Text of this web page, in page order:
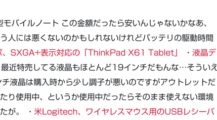
イルノート この金額だったら安いんじゃないかなあ、
人には悪くないのかもしれないけれどバッテリの駆動時間
、SXGA+表示対応の「ThinkPad X61 Tablet」 ・ 液晶デ
最近特売してる液晶もほとんど19インチだもんな…そういえ
液晶は購入時から少し調子が悪いのですがアウトレットだ
り使用中、というか使用中だったらそのまま使えない環境
が。 ・ 米Logitech、ワイヤレスマウス用のUSBレシーバ